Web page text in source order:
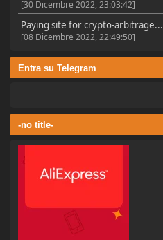
[30 Dicembre 2022, 23:03:42]
Paying site for crypto-arbitrage...
[08 Dicembre 2022, 22:49:50]
Entra su Telegram
-no title-